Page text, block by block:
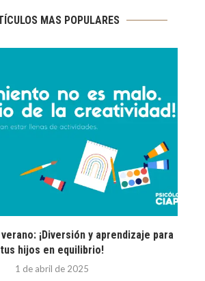
MAS POPULARES
¡Diversión y aprendizaje para
tus hijos en equilibrio!
1 de abril de 2025